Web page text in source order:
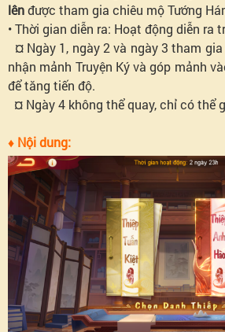
lênđược tham gia chiêu mộ Tướng
• Thời gian diễn ra: Hoạt động diễn ra
¤ Ngày 1, ngày 2 và ngày 3 tham
nhận mảnh Truyện Ký và góp mảnh
để tăng tiến độ.
¤ Ngày 4 không thể quay, chỉ có thể
♦ Nội dung:
Ký
Hội
võ
thiên
hạ
Câu
hỏi
thường